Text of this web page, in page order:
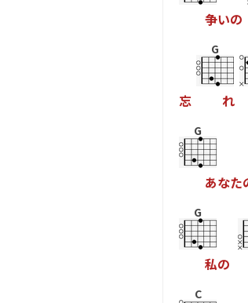
争いの
忘
G
れ
G
あなた
G
私の
C